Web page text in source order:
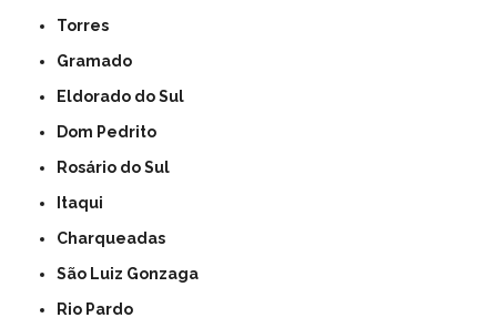
Torres
Gramado
Eldorado do Sul
Dom Pedrito
Rosário do Sul
Itaqui
Charqueadas
São Luiz Gonzaga
Rio Pardo